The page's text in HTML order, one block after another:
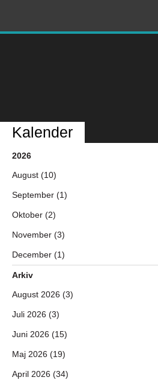
Kalender
2026
August (10)
September (1)
Oktober (2)
November (3)
December (1)
Arkiv
August 2026 (3)
Juli 2026 (3)
Juni 2026 (15)
Maj 2026 (19)
April 2026 (34)